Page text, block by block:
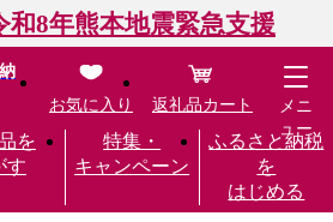
和8年熊本地震緊急支援
を
す
特集・
キャンペーン
ふるさと納税
を
はじめる
お気に入り 返礼品カート
メニ
ュー